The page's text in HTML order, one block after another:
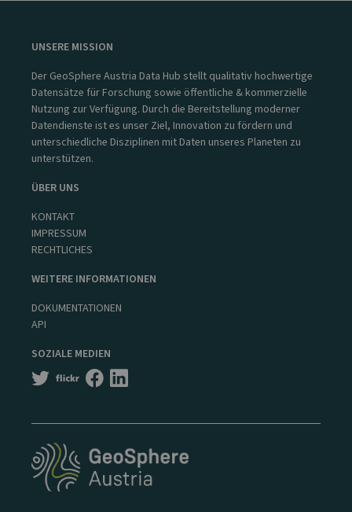
UNSERE MISSION
Der GeoSphere Austria Data Hub stellt qualitativ hochwertige
Datensätze für Forschung sowie öffentliche & kommerzielle
Nutzung zur Verfügung. Durch die Bereitstellung moderner
Datendienste ist es unser Ziel, Innovation zu fördern und
unterschiedliche Disziplinen mit Daten unseres Planeten zu
unterstützen.
ÜBER UNS
KONTAKT
IMPRESSUM
RECHTLICHES
WEITERE INFORMATIONEN
DOKUMENTATIONEN
API
SOZIALE MEDIEN